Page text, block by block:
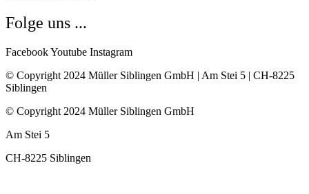
Folge uns ...
FacebookYoutube Instagram
© Copyright 2024 Müller Siblingen GmbH | Am Stei 5 | CH-8225
Siblingen
© Copyright 2024 Müller Siblingen GmbH
Am Stei 5
CH-8225 Siblingen